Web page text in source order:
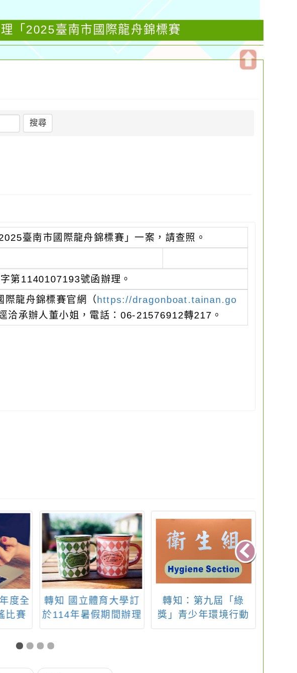
「2025臺南市國際龍舟錦標賽
搜尋
臺南市國際龍舟錦標賽」一案，請查照。
第1140107193號函辦理。
際龍舟錦標賽官網（ https://dragonboat.tainan.go
洽承辦人董小姐，電話：06-21576912轉217。
學訂
辦理
安親
假國
轉知：第九屆「綠
獎」青少年環境行動
獎徵件辦法，詳如附
轉知：為推廣污水下
水道建設及環境教
育，鼓勵學生參觀本